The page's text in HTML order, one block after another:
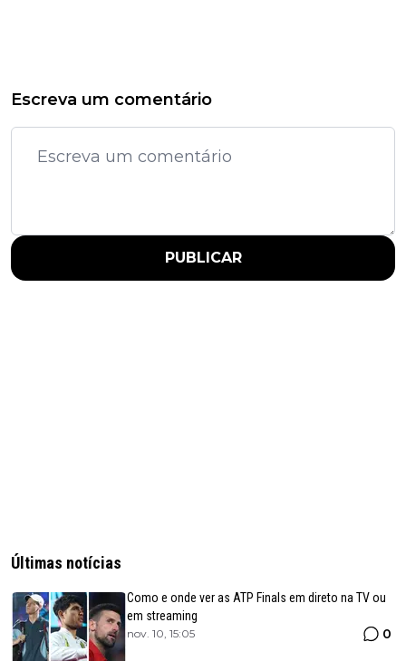
Escreva um comentário
PUBLICAR
Últimas notícias
Como e onde ver as ATP Finals em direto na TV ou
em streaming
nov. 10, 15:05 0